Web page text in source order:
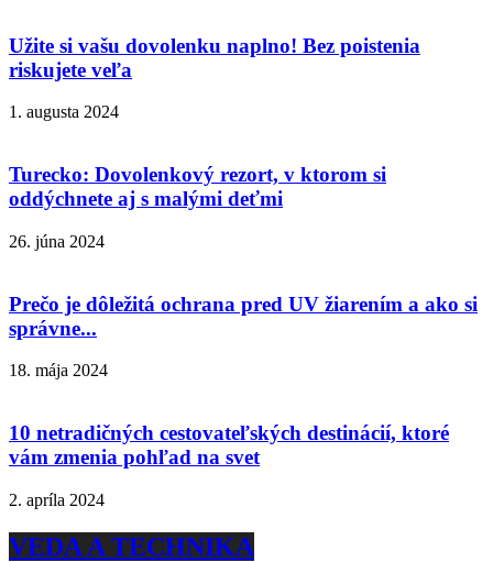
Užite si vašu dovolenku naplno! Bez poistenia
riskujete veľa
1. augusta 2024
Turecko: Dovolenkový rezort, v ktorom si
oddýchnete aj s malými deťmi
26. júna 2024
Prečo je dôležitá ochrana pred UV žiarením a ako si
správne...
18. mája 2024
10 netradičných cestovateľských destinácií, ktoré
vám zmenia pohľad na svet
2. apríla 2024
VEDA A TECHNIKA